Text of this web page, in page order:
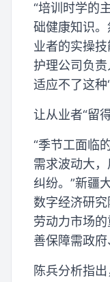
“培训时学的
础健康知识
业者的实操
护理公司负
适应不了这种
让从业者“留
“季节工面临
需求波动大
纠纷。”新疆
数字经济研
劳动力市场
善保障需政府
陈兵分析指